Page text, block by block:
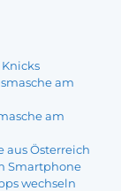
Knicks
am
am
aus Österreich
Smartphone
wechseln